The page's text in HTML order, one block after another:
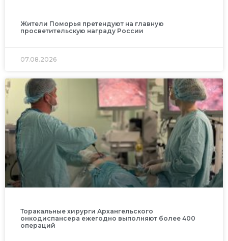
Жители Поморья претендуют на главную
просветительскую награду России
07.08.2026
Торакальные хирурги Архангельского
онкодиспансера ежегодно выполняют более 400
операций